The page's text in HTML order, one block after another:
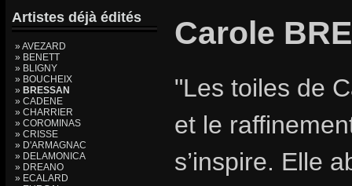
Artistes déjà édités
» AVEZARD
» BENETT
» BLIGNY
» BOUCHEIX
» BRESSAN
» CADENE
» CHARRIER
» COROMINAS
» CRISSE
» D'ARMAGNAC
» DELAMONICA
» DREANO
» ECALARD
Carole
"Les toiles de
et le
s’inspire. Elle